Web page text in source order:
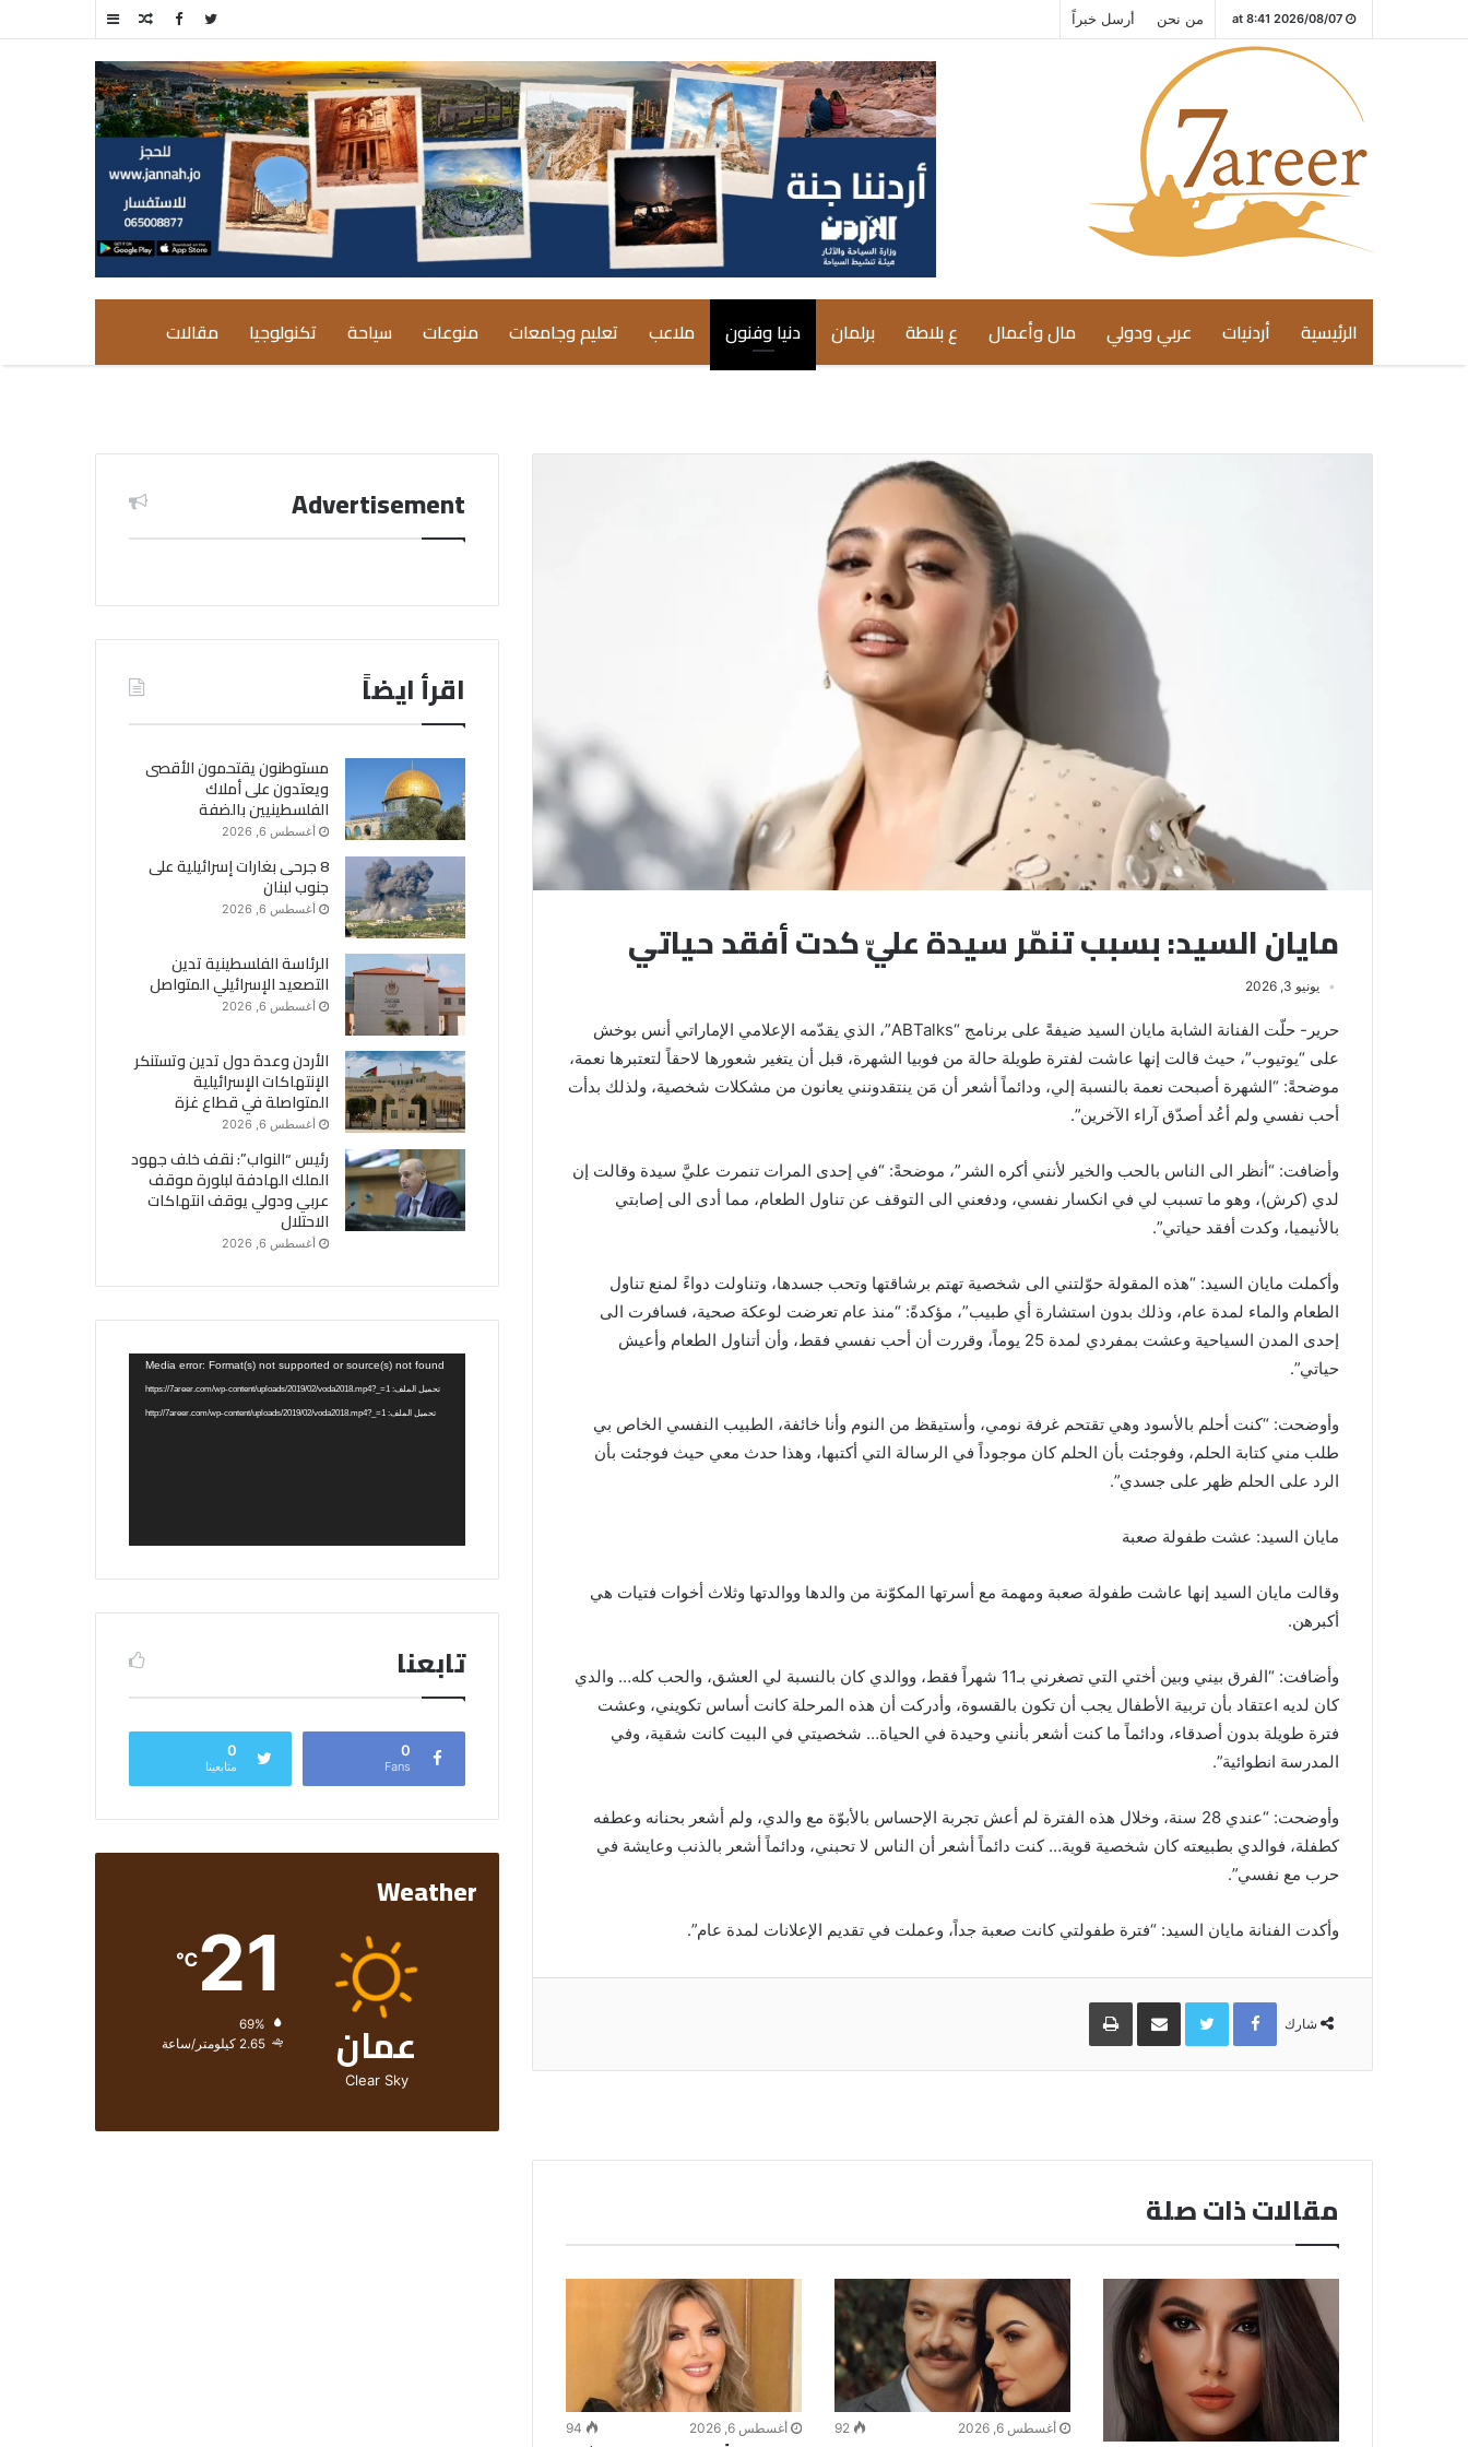
2026/08/07 at 8:41 من نحن أرسل خبراً إضافة
جانبي
مقال
الرئيسية أردنيات عربي ودولي مال وأعمال ع بلاطة برلمان دنيا وفنون ملاعب تعليم وجامعات منوعات سياحة تكنولوجيا مقالات
مايان السيد: بسبب تنمّر سيدة عليّ كدت أفقد حياتي
يونيو 3, 2026
حرير- حلّت الفنانة الشابة مايان السيد ضيفةً على برنامج “ABTalks”، الذي يقدّمه الإعلامي الإماراتي أنس بوخش
على “يوتيوب”، حيث قالت إنها عاشت لفترة طويلة حالة من فوبيا الشهرة، قبل أن يتغير شعورها لاحقاً لتعتبرها نعمة،
موضحةً: “الشهرة أصبحت نعمة بالنسبة إلي، ودائماً أشعر أن مَن ينتقدونني يعانون من مشكلات شخصية، ولذلك بدأت
أحب نفسي ولم أعُد أصدّق آراء الآخرين”.
وأضافت: “أنظر الى الناس بالحب والخير لأنني أكره الشر”، موضحةً: “في إحدى المرات تنمرت عليَّ سيدة وقالت إن
لدي (كرش)، وهو ما تسبب لي في انكسار نفسي، ودفعني الى التوقف عن تناول الطعام، مما أدى الى إصابتي
بالأنيميا، وكدت أفقد حياتي”.
وأكملت مايان السيد: “هذه المقولة حوّلتني الى شخصية تهتم برشاقتها وتحب جسدها، وتناولت دواءً لمنع تناول
الطعام والماء لمدة عام، وذلك بدون استشارة أي طبيب”، مؤكدةً: “منذ عام تعرضت لوعكة صحية، فسافرت الى
إحدى المدن السياحية وعشت بمفردي لمدة 25 يوماً، وقررت أن أحب نفسي فقط، وأن أتناول الطعام وأعيش
حياتي”.
وأوضحت: “كنت أحلم بالأسود وهي تقتحم غرفة نومي، وأستيقظ من النوم وأنا خائفة، الطبيب النفسي الخاص بي
طلب مني كتابة الحلم، وفوجئت بأن الحلم كان موجوداً في الرسالة التي أكتبها، وهذا حدث معي حيث فوجئت بأن
الرد على الحلم ظهر على جسدي”.
مايان السيد: عشت طفولة صعبة
وقالت مايان السيد إنها عاشت طفولة صعبة ومهمة مع أسرتها المكوّنة من والدها ووالدتها وثلاث أخوات فتيات هي
أكبرهن.
وأضافت: “الفرق بيني وبين أختي التي تصغرني بـ11 شهراً فقط، ووالدي كان بالنسبة لي العشق، والحب كله… والدي
كان لديه اعتقاد بأن تربية الأطفال يجب أن تكون بالقسوة، وأدركت أن هذه المرحلة كانت أساس تكويني، وعشت
فترة طويلة بدون أصدقاء، ودائماً ما كنت أشعر بأنني وحيدة في الحياة… شخصيتي في البيت كانت شقية، وفي
المدرسة انطوائية”.
وأوضحت: “عندي 28 سنة، وخلال هذه الفترة لم أعش تجربة الإحساس بالأبوّة مع والدي، ولم أشعر بحنانه وعطفه
كطفلة، فوالدي بطبيعته كان شخصية قوية… كنت دائماً أشعر أن الناس لا تحبني، ودائماً أشعر بالذنب وعايشة في
حرب مع نفسي”.
وأكدت الفنانة مايان السيد: “فترة طفولتي كانت صعبة جداً، وعملت في تقديم الإعلانات لمدة عام”.
شارك
Facebook
Twitterمشاركة
البريد
طباعة
مقالات ذات صلة
أغسطس 6, 2026 92 أغسطس 6, 2026 94
Advertisement
اقرأ ايضاً
مستوطنون يقتحمون الأقصى
ويعتدون على أملاك
الفلسطينيين بالضفة
أغسطس 6, 2026
8 جرحى بغارات إسرائيلية على
جنوب لبنان
أغسطس 6, 2026
الرئاسة الفلسطينية تدين
التصعيد الإسرائيلي المتواصل
أغسطس 6, 2026
الأردن وعدة دول تدين وتستنكر
الإنتهاكات الإسرائيلية
المتواصلة في قطاع غزة
أغسطس 6, 2026
رئيس “النواب”: نقف خلف جهود
الملك الهادفة لبلورة موقف
عربي ودولي يوقف انتهاكات
الاحتلال
أغسطس 6, 2026
مشغل
الفيديو
Media error: Format(s) not supported or source(s) not found
تحميل الملف: https://7areer.com/wp-content/uploads/2019/02/voda2018.mp4?_=1
تحميل الملف: http://7areer.com/wp-content/uploads/2019/02/voda2018.mp4?_=1
تابعنا
0
Fans
0
متابعينا
Weather
عمان
Clear Sky
21
℃
الرطوبة:
الرياح: